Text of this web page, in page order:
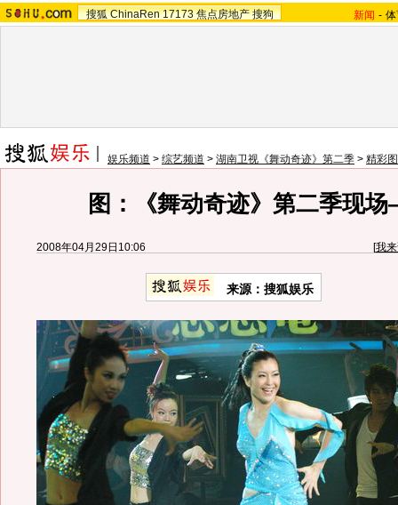
搜狐 ChinaRen 17173 焦点房地产 搜狗 新闻 -
娱乐频道 > 综艺频道 > 湖南卫视《舞动奇迹》第二季 > 精彩
图：《舞动奇迹》第二季现
2008年04月29日10:06 [我
来源：搜狐娱乐